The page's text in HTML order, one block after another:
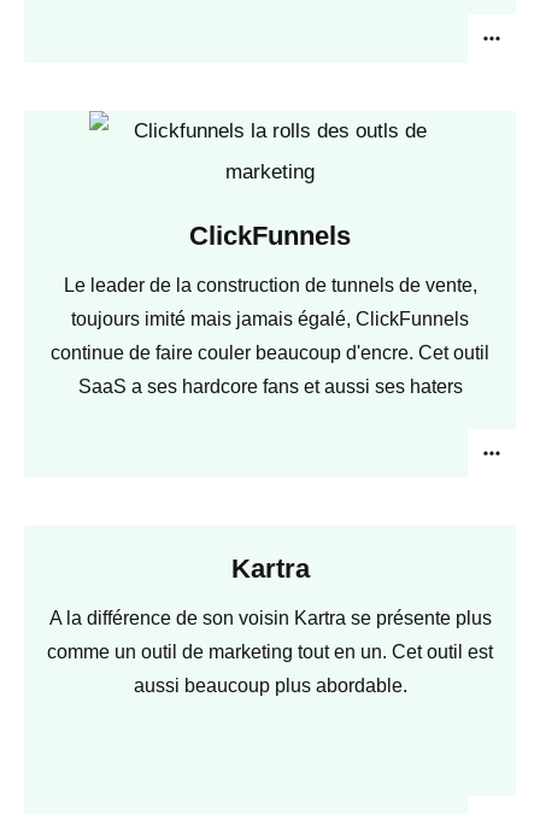
ClickFunnels
Le leader de la construction de tunnels de vente,
toujours imité mais jamais égalé, ClickFunnels
continue de faire couler beaucoup d'encre. Cet outil
SaaS a ses hardcore fans et aussi ses haters
Kartra
A la différence de son voisin Kartra se présente plus
comme un outil de marketing tout en un. Cet outil est
aussi beaucoup plus abordable.